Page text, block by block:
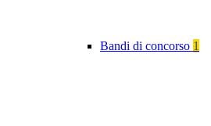
Bandi di concorso 1